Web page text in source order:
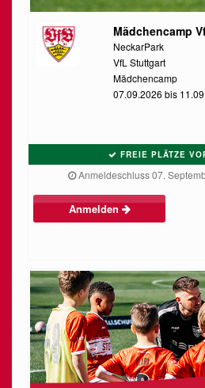
Mädchencamp
NeckarPark
VfL Stuttgart
Mädchencamp
07.09.2026 bis
FREIE PLÄTZE
Anmeldeschluss 07.
Anmelden